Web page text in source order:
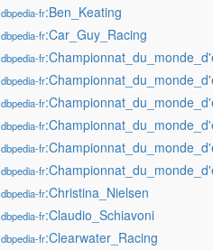
dbpedia-fr:Ben_Keating
dbpedia-fr:Car_Guy_Racing
dbpedia-fr
dbpedia-fr
dbpedia-fr
dbpedia-fr
dbpedia-fr
dbpedia-fr
dbpedia-fr:Christina_Nielsen
dbpedia-fr:Claudio_Schiavoni
dbpedia-fr:Clearwater_Racing